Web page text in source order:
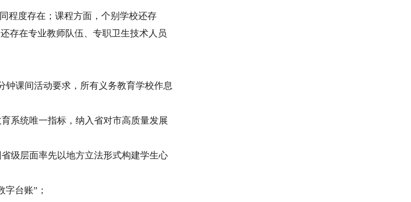
度存在；课程方面，个别学校还存
存在专业教师队伍、专职卫生技术人员
课间活动要求，所有义务教育学校作息
统唯一指标，纳入省对市高质量发展
层面率先以地方立法形式构建学生心
台账”；